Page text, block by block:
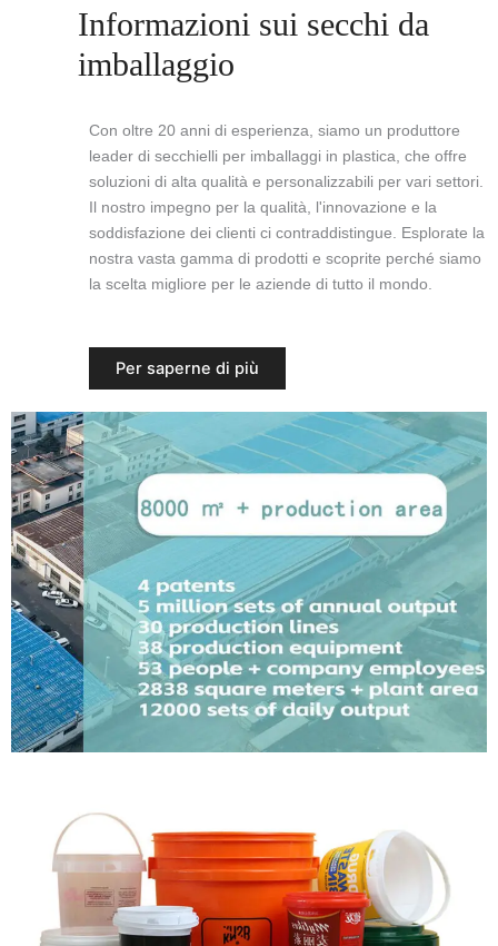
Informazioni sui secchi da
imballaggio
Con oltre 20 anni di esperienza, siamo un produttore
leader di secchielli per imballaggi in plastica, che offre
soluzioni di alta qualità e personalizzabili per vari settori.
Il nostro impegno per la qualità, l'innovazione e la
soddisfazione dei clienti ci contraddistingue. Esplorate la
nostra vasta gamma di prodotti e scoprite perché siamo
la scelta migliore per le aziende di tutto il mondo.
Per saperne di più